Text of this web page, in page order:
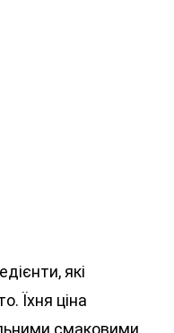
які
Їхня ціна
смаковими